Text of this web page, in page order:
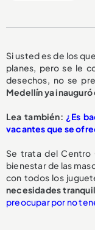
Si usted es de los
planes, pero se le
desechos, no se
Medellín ya
Lea también: ¿Es
vacantes que se
Se trata del Centro
bienestar de las
con todos los
necesidades
preocupar por no